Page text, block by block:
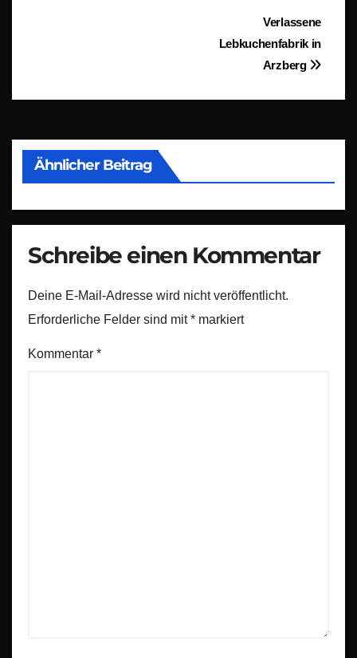
BeitragsnavigationVerlassene
Lebkuchenfabrik in
Arzberg
Ähnlicher Beitrag
Schreibe einen Kommentar
Deine E-Mail-Adresse wird nicht veröffentlicht.
Erforderliche Felder sind mit* markiert
Kommentar *